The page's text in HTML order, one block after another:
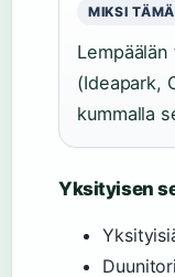
MIKSI
(Ideapark,
kummalla
Yksityisen